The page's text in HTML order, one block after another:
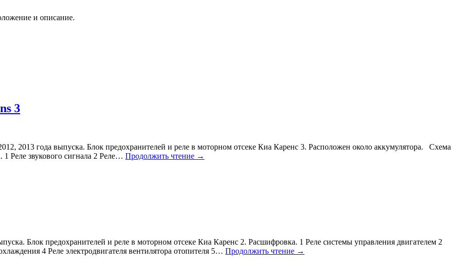
и описание.
3
2013 года выпуска. Блок предохранителей и реле в моторном отсеке Киа Каренс 3. Расположен около аккумулятора. Схема
Реле звукового сигнала 2 Реле… Продолжить чтение →
Блок предохранителей и реле в моторном отсеке Киа Каренс 2. Расшифровка. 1 Реле системы управления двигателем 2
4 Реле электродвигателя вентилятора отопителя 5… Продолжить чтение →